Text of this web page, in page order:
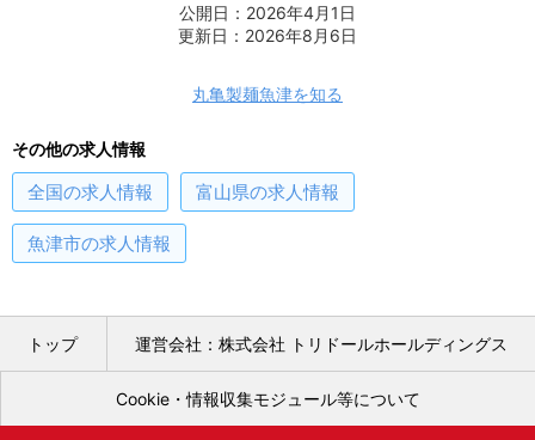
公開日：2026年4月1日
更新日：2026年8月6日
丸亀製麺魚津を知る
その他の求人情報
全国の求人情報 富山県の求人情報
魚津市の求人情報
トップ 運営会社：株式会社 トリドールホールディングス
Cookie・情報収集モジュール等について